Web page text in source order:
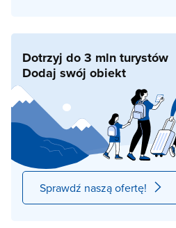
Dotrzyj do 3 mln turystów
Dodaj swój obiekt
Sprawdź naszą ofertę!